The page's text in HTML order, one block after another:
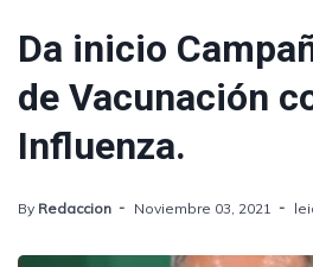
Da inicio
de Vacunación
Influenza.
By Redaccion Noviembre 03, 2021